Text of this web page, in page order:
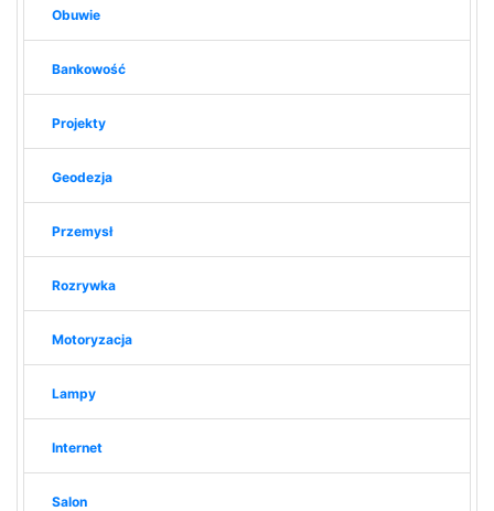
Obuwie
Bankowość
Projekty
Geodezja
Przemysł
Rozrywka
Motoryzacja
Lampy
Internet
Salon